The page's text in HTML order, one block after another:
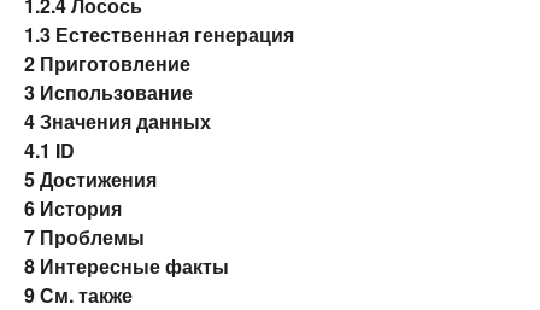
1.3 Естественная генерация
2 Приготовление
3 Использование
4Значения данных
4.1 ID
5Достижения
6 История
7 Проблемы
8 Интересные факты
9См. также